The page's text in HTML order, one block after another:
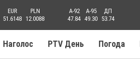
EUR
51.6148
PLN
12.0088
A-92
47.84
A-95
49.30
ДП
53.74
Наголос PTV День Погода